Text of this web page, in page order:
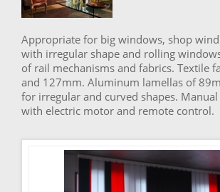
Appropriate for big windows, shop
with irregular shape and rolling
of rail mechanisms and fabrics. Textile
and 127mm. Aluminum lamellas of
for irregular and curved shapes.
with electric motor and remote control.